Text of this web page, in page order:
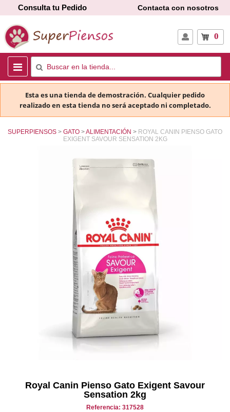
Consulta tu Pedido Contacta con nosotros
0
Esta es una tienda de demostración. Cualquier pedido
realizado en esta tienda no será aceptado ni completado.
SUPERPIENSOS GATO ALIMENTACIÓN
ROYAL CANIN PIENSO GATO
EXIGENT SAVOUR SENSATION 2KG
Royal Canin Pienso Gato Exigent Savour
Sensation 2kg
Referencia: 317528